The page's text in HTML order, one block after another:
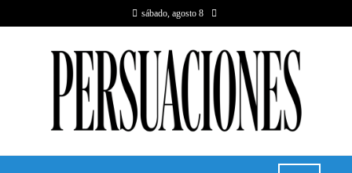
sábado, agosto 8